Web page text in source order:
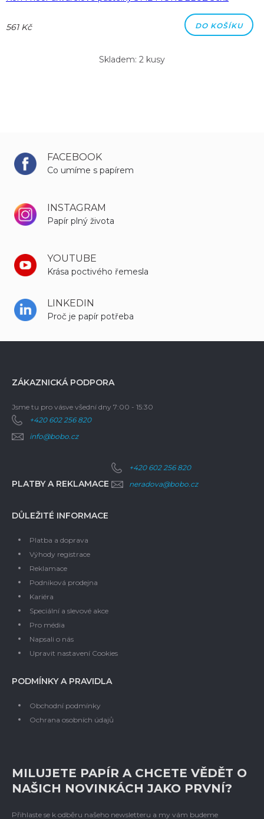
561 Kč DO KOŠÍKU
Skladem: 2 kusy
FACEBOOK
Co umíme s papírem
INSTAGRAM
Papír plný života
YOUTUBE
Krása poctivého řemesla
LINKEDIN
Proč je papír potřeba
ZÁKAZNICKÁ PODPORA
Jsme tu pro vásve všední dny 7:00 - 15:30
+420 602 256 820
info@bobo.cz
PLATBY A REKLAMACE
+420 602 256 820
neradova@bobo.cz
DŮLEŽITÉ INFORMACE
Platba a doprava
Výhody registrace
Reklamace
Podniková prodejna
Kariéra
Speciální a slevové akce
Pro média
Napsali o nás
Upravit nastavení Cookies
PODMÍNKY A PRAVIDLA
Obchodní podmínky
Ochrana osobních údajů
MILUJETE PAPÍR A CHCETE VĚDĚT O
NAŠICH NOVINKÁCH JAKO PRVNÍ?
Přihlaste se k odběru našeho newsletteru a my vám budeme